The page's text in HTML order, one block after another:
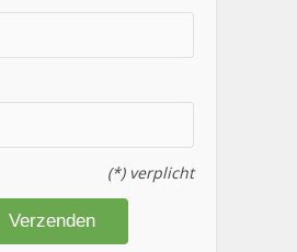
(*) verplicht